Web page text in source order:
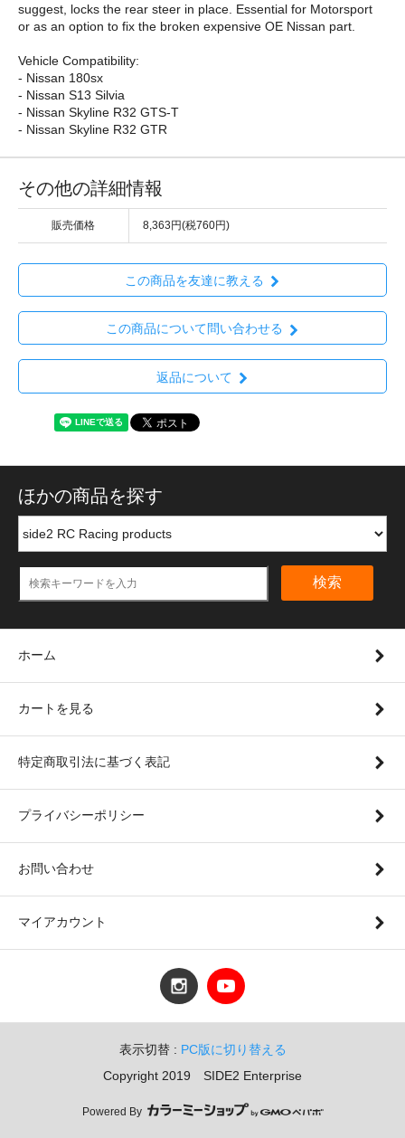
suggest, locks the rear steer in place. Essential for Motorsport
or as an option to fix the broken expensive OE Nissan part.
Vehicle Compatibility:
- Nissan 180sx
- Nissan S13 Silvia
- Nissan Skyline R32 GTS-T
- Nissan Skyline R32 GTR
その他の詳細情報
販売価格 8,363円(税760円)
この商品を友達に教える
この商品について問い合わせる
返品について
ほかの商品を探す
検索
ホーム
カートを見る
特定商取引法に基づく表記
プライバシーポリシー
お問い合わせ
マイアカウント
表示切替 : PC版に切り替える
Copyright 2019 SIDE2 Enterprise
Powered By